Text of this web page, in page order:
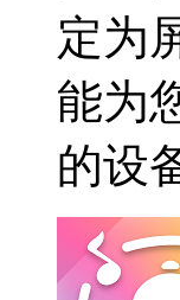
定为
能为
的设